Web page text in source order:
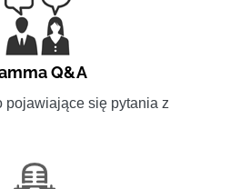
Q&A
pojawiające się pytania z